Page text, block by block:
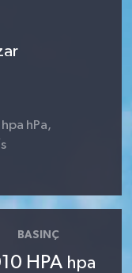
hPa,
BASINÇ
HPA hpa